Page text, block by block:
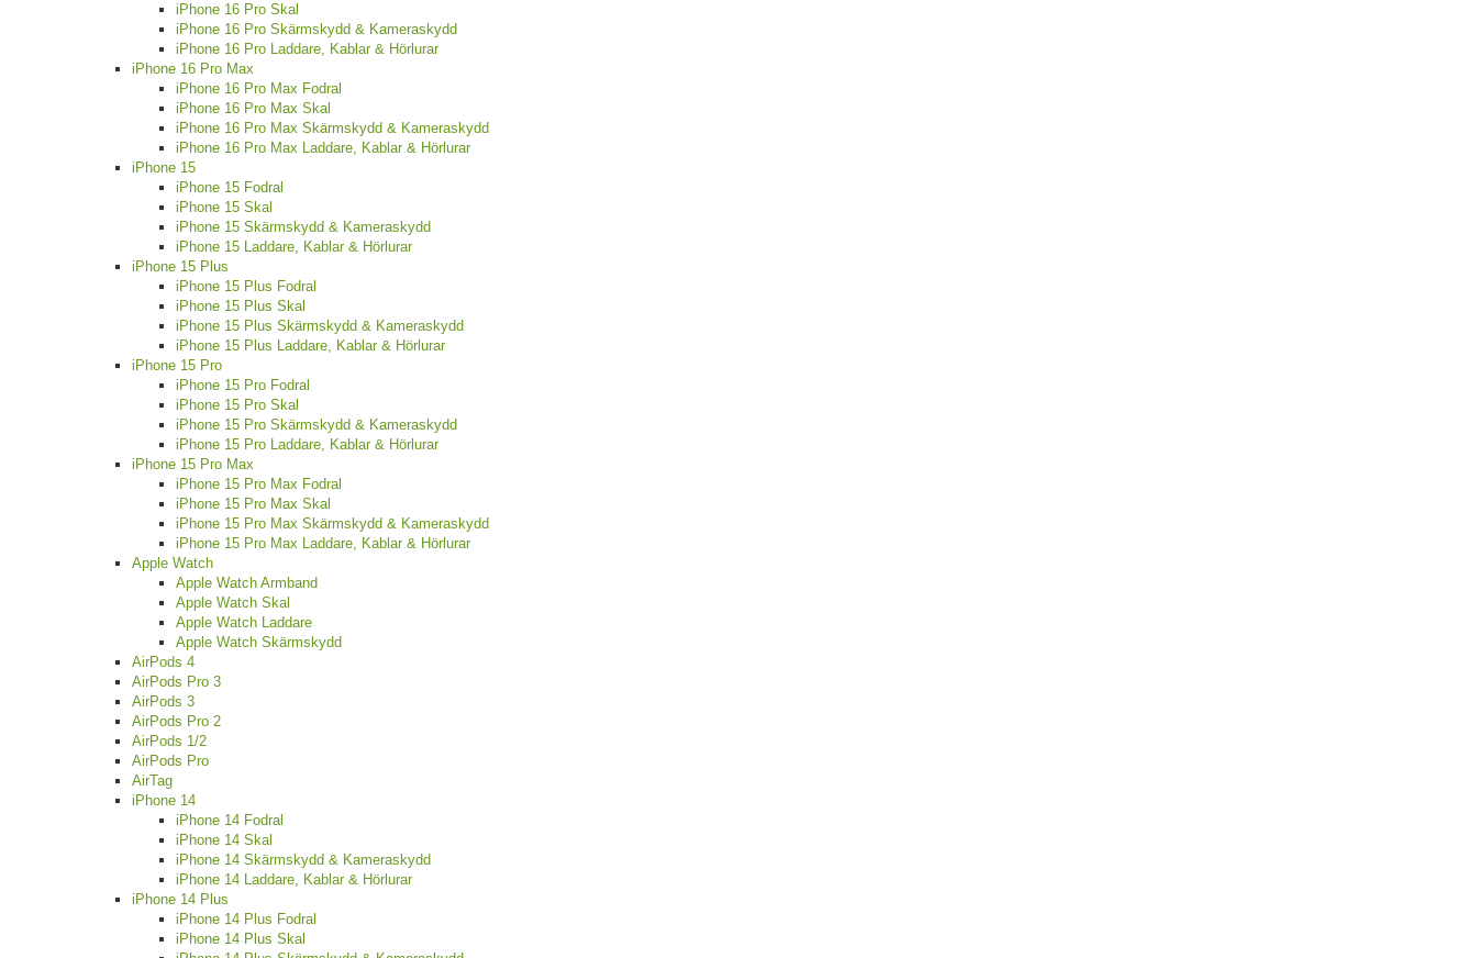
iPhone 16 Pro Skal
iPhone 16 Pro Skärmskydd & Kameraskydd
iPhone 16 Pro Laddare, Kablar & Hörlurar
iPhone 16 Pro Max
iPhone 16 Pro Max Fodral
iPhone 16 Pro Max Skal
iPhone 16 Pro Max Skärmskydd & Kameraskydd
iPhone 16 Pro Max Laddare, Kablar & Hörlurar
iPhone 15
iPhone 15 Fodral
iPhone 15 Skal
iPhone 15 Skärmskydd & Kameraskydd
iPhone 15 Laddare, Kablar & Hörlurar
iPhone 15 Plus
iPhone 15 Plus Fodral
iPhone 15 Plus Skal
iPhone 15 Plus Skärmskydd & Kameraskydd
iPhone 15 Plus Laddare, Kablar & Hörlurar
iPhone 15 Pro
iPhone 15 Pro Fodral
iPhone 15 Pro Skal
iPhone 15 Pro Skärmskydd & Kameraskydd
iPhone 15 Pro Laddare, Kablar & Hörlurar
iPhone 15 Pro Max
iPhone 15 Pro Max Fodral
iPhone 15 Pro Max Skal
iPhone 15 Pro Max Skärmskydd & Kameraskydd
iPhone 15 Pro Max Laddare, Kablar & Hörlurar
Apple Watch
Apple Watch Armband
Apple Watch Skal
Apple Watch Laddare
Apple Watch Skärmskydd
AirPods 4
AirPods Pro 3
AirPods 3
AirPods Pro 2
AirPods 1/2
AirPods Pro
AirTag
iPhone 14
iPhone 14 Fodral
iPhone 14 Skal
iPhone 14 Skärmskydd & Kameraskydd
iPhone 14 Laddare, Kablar & Hörlurar
iPhone 14 Plus
iPhone 14 Plus Fodral
iPhone 14 Plus Skal